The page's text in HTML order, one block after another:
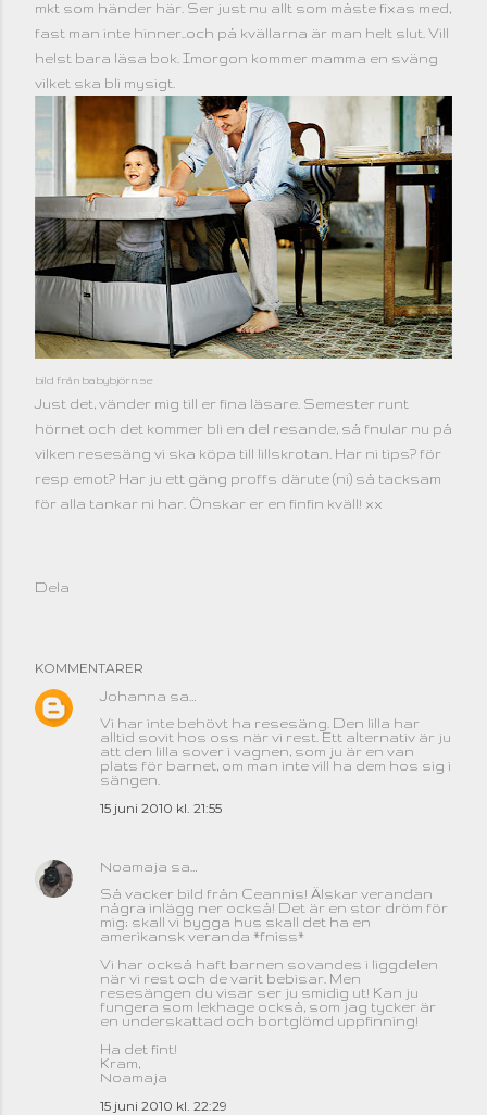
mkt som händer här. Ser just nu allt som måste fixas med,
fast man inte hinner..och på kvällarna är man helt slut. Vill
helst bara läsa bok. Imorgon kommer mamma en sväng
vilket ska bli mysigt.
bild från babybjörn.se
Just det, vänder mig till er fina läsare. Semester runt
hörnet och det kommer bli en del resande, så fnular nu på
vilken resesäng vi ska köpa till lillskrotan. Har ni tips? för
resp emot? Har ju ett gäng proffs därute (ni) så tacksam
för alla tankar ni har. Önskar er en finfin kväll! xx
Dela
KOMMENTARER
Johanna sa…
Vi har inte behövt ha resesäng. Den lilla har
alltid sovit hos oss när vi rest. Ett alternativ är ju
att den lilla sover i vagnen, som ju är en van
plats för barnet, om man inte vill ha dem hos sig i
sängen.
15 juni 2010 kl. 21:55
Noamaja sa…
Så vacker bild från Ceannis! Älskar verandan
några inlägg ner också! Det är en stor dröm för
mig; skall vi bygga hus skall det ha en
amerikansk veranda *fniss*
Vi har också haft barnen sovandes i liggdelen
när vi rest och de varit bebisar. Men
resesängen du visar ser ju smidig ut! Kan ju
fungera som lekhage också, som jag tycker är
en underskattad och bortglömd uppfinning!
Ha det fint!
Kram,
Noamaja
15 juni 2010 kl. 22:29